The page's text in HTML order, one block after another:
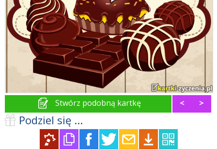
Stwórz podobną kartkę < >
Podziel się ...